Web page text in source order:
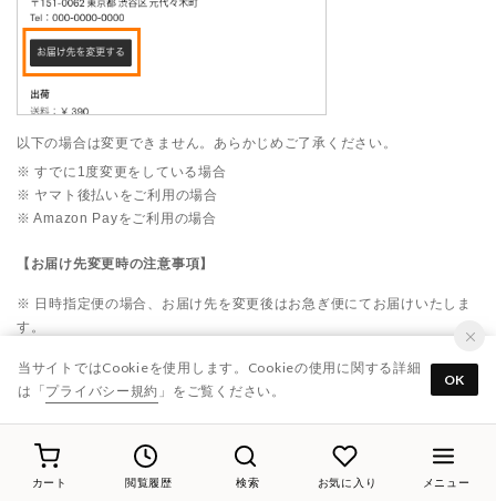
カート 閲覧履歴 検索 お気に入り メニュー
以下の場合は変更できません。あらかじめご了承ください。
※ すでに1度変更をしている場合
※ ヤマト後払いをご利用の場合
※ Amazon Payをご利用の場合
【お届け先変更時の注意事項】
※ 日時指定便の場合、お届け先を変更後はお急ぎ便にてお届けいたしま
す。
更時の案内をご確認ください。
※ 決済方法の変更は不可です。
■サイズ交換品のお届け先変更について
サイズ交換申込後に交換品のお届け先を変更することができます。
当サイトではCookieを使用します。Cookieの使用に関する詳細
は「プライバシー規約 」をご覧ください。
OK